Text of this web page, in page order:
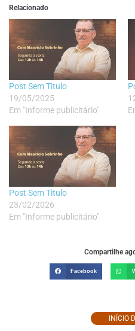
Relacionado
Post Sem Tìtulo
19/05/2025
Em "Informe publicitário"
Post Sem Tìtulo
23/02/2026
Em "Informe publicitário"
Compartilhe
Facebook
INÍCIO